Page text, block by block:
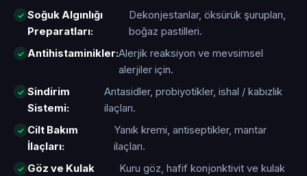
Soğuk Algınlığı
Preparatları:
Dekonjestanlar, öksürük şurupları,
boğaz pastilleri.
Antihistaminikler:Alerjik reaksiyon ve mevsimsel
alerjiler için.
Sindirim
Sistemi:
Antasidler, probiyotikler, ishal / kabızlık
ilaçları.
Cilt Bakım
İlaçları:
Yanık kremi, antiseptikler, mantar
ilaçları.
Göz ve Kulak
Kuru göz, hafif konjonktivit ve kulak